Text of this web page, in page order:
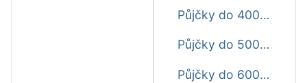
Půjčky do 4000 Kč ještě dnes
Půjčky do 5000 Kč ještě dnes
Půjčky do 6000 Kč ještě dnes